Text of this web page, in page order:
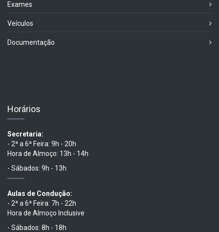
Exames
Veículos
Documentação
Horários
Secretaria:
- 2ª a 6ª Feira: 9h - 20h
Hora de Almoço: 13h - 14h
- Sábados: 9h - 13h
Aulas de Condução:
- 2ª a 6ª Feira: 7h - 22h
Hora de Almoço Inclusive
- Sábados: 8h - 18h